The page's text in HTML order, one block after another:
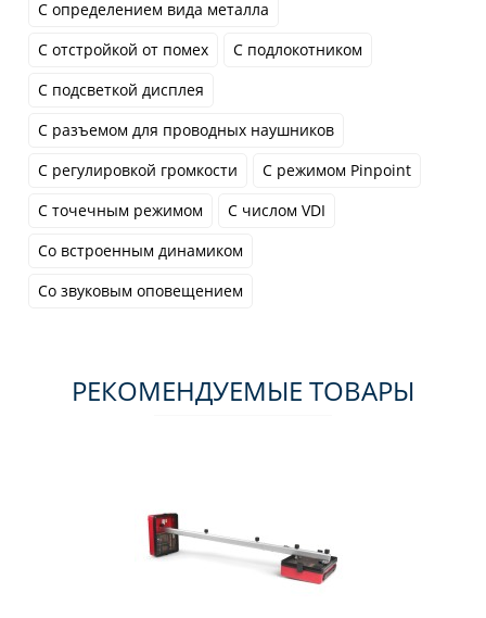
С определением вида металла
С отстройкой от помех
С подлокотником
С подсветкой дисплея
С разъемом для проводных наушников
С регулировкой громкости
С режимом Pinpoint
С точечным режимом
С числом VDI
Со встроенным динамиком
Со звуковым оповещением
РЕКОМЕНДУЕМЫЕ ТОВАРЫ